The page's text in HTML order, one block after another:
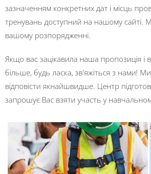
зазначенням конкретних дат і місць
тренувань доступний на нашому сайті.
вашому розпорядженні.
Якщо вас зацікавила наша пропозиція і
більше, будь ласка, зв'яжіться з нами!
відповісти якнайшвидше. Центр
запрошує Вас взяти участь у